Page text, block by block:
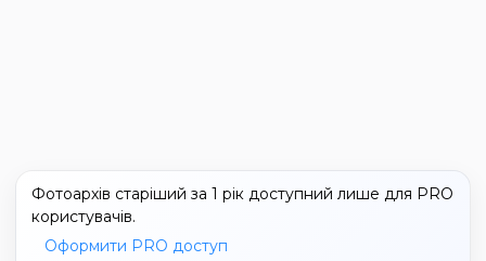
Фотоархів старіший за 1 рік доступний лише для PRO
користувачів.
Оформити PRO доступ